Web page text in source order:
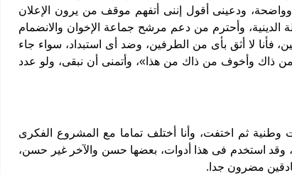
ودعينى أقول إننى أتفهم موقف من يرون الإعلان
وأحترم من دعم مرشح جماعة الإخوان والانضمام
فأنا لا أثق بأى من الطرفين، وضد أى استبداد، سواء جاء
ذاك وأخوف من ذاك من هذا»، وأتمنى أن نبقى، ولو عدد
ثم اختفت، وأنا أختلف تماما مع المشروع الفكرى
وقد استخدم فى هذا أدوات، بعضها حسن والآخر غير حسن،
مضرون جدا.